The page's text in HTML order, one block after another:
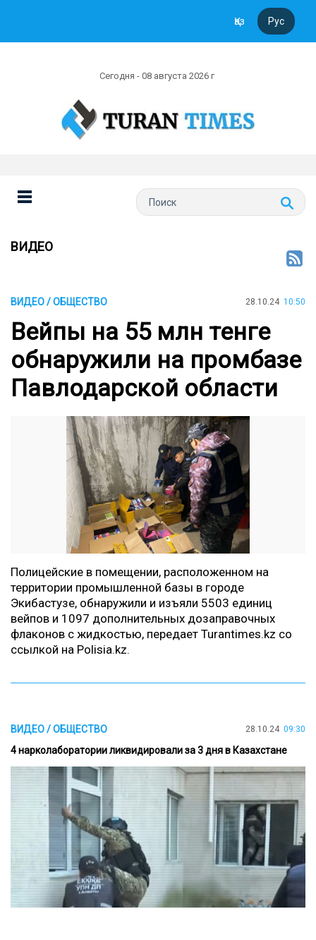
Қаз Рус
Сегодня - 08 августа 2026 г
ВИДЕО
ВИДЕО / ОБЩЕСТВО 28.10.24 10:50
Вейпы на 55 млн тенге
обнаружили на промбазе
Павлодарской области
Полицейские в помещении, расположенном на
территории промышленной базы в городе
Экибастузе, обнаружили и изъяли 5503 единиц
вейпов и 1097 дополнительных дозаправочных
флаконов с жидкостью, передает Turantimes.kz со
ссылкой на Polisia.kz.
ВИДЕО / ОБЩЕСТВО 28.10.24 09:30
4 нарколаборатории ликвидировали за 3 дня в Казахстане